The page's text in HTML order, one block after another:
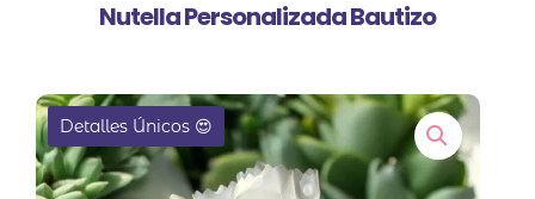
Nutella Personalizada Bautizo
EN OFERTA